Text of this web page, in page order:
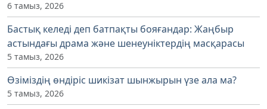
6 тамыз, 2026
Бастық келеді деп батпақты бояғандар: Жаңбыр
астындағы драма және шенеуніктердің масқарасы
5 тамыз, 2026
Өзіміздің өндіріс шикізат шынжырын үзе ала ма?
5 тамыз, 2026